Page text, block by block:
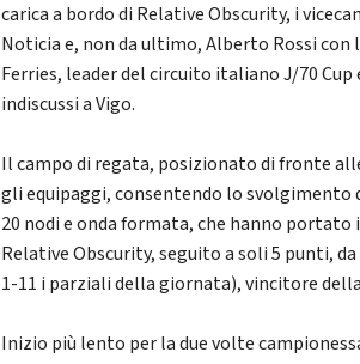
carica a bordo di Relative Obscurity, i
Noticia e, non da ultimo, Alberto Rossi con
Ferries, leader del circuito italiano J/70
indiscussi a Vigo.
Il campo di regata, posizionato di fronte
gli equipaggi, consentendo lo svolgimento
20 nodi e onda formata, che hanno
Relative Obscurity, seguito a soli 5 punti,
1-11 i parziali della giornata), vincitore
Inizio più lento per la due volte